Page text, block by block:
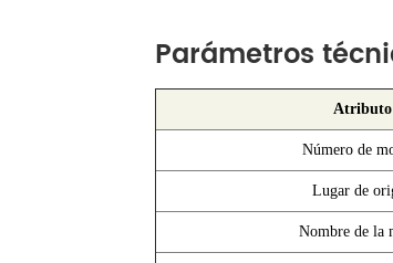
Parámetros
Atributo
Número de
Lugar de
Nombre de la